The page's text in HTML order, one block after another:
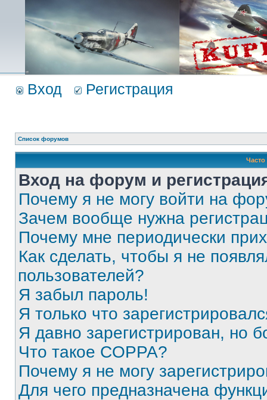
Вход Регистрация
Список форумов
Вход на форум и
Почему я не могу войти на
Зачем вообще нужна
Почему мне периодически
Как сделать, чтобы я не
пользователей?
Я забыл пароль!
Я только что
Я давно зарегистрирован, но
Что такое COPPA?
Почему я не могу
Для чего предназначена